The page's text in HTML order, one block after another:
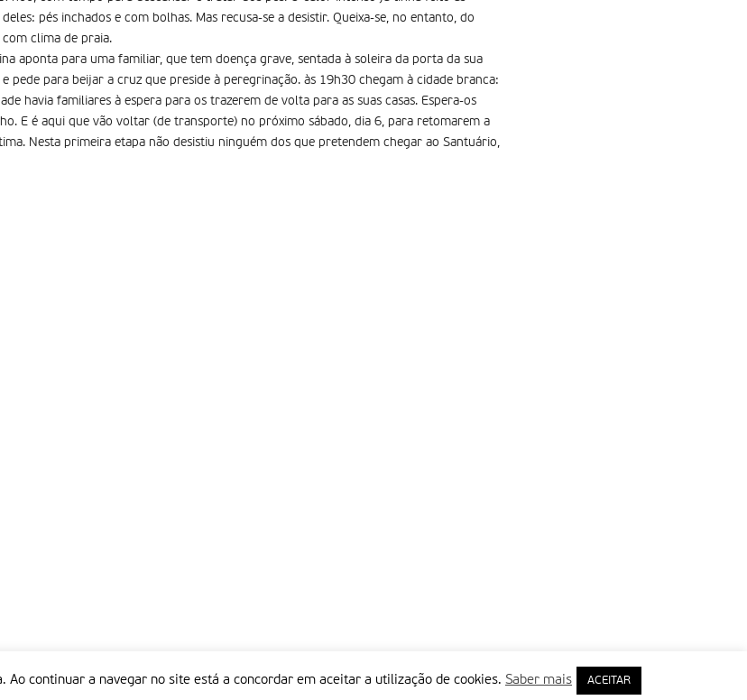
pés inchados e com bolhas. Mas recusa-se a desistir. Queixa-se, no entanto, do
clima de praia.
aponta para uma familiar, que tem doença grave, sentada à soleira da porta da sua
pede para beijar a cruz que preside à peregrinação. às 19h30 chegam à cidade branca:
havia familiares à espera para os trazerem de volta para as suas casas. Espera-os
E é aqui que vão voltar (de transporte) no próximo sábado, dia 6, para retomarem a
Nesta primeira etapa não desistiu ninguém dos que pretendem chegar ao Santuário,
continuar a navegar no site está a concordar em aceitar a utilização de cookies. Saber mais ACEITAR